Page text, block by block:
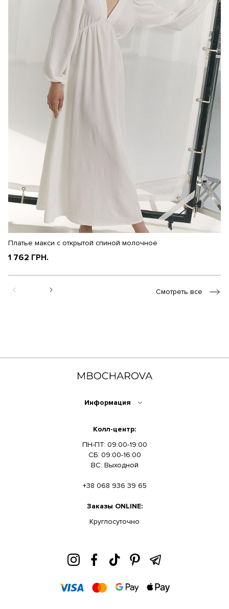
Платье макси с открытой спиной молочное
1 762 ГРН.
Смотреть все
Информация
Колл-центр:
ПН-ПТ: 09:00-19:00
СБ: 09:00-16:00
ВС: Выходной
+38 068 936 39 65
Заказы ONLINE:
Круглосуточно